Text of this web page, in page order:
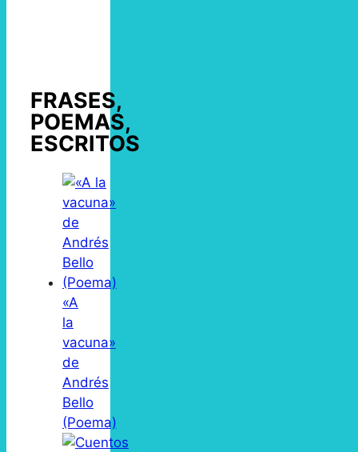
FRASES,
POEMAS,
ESCRITOS
«A
la
vacuna»
de
Andrés
Bello
(Poema)